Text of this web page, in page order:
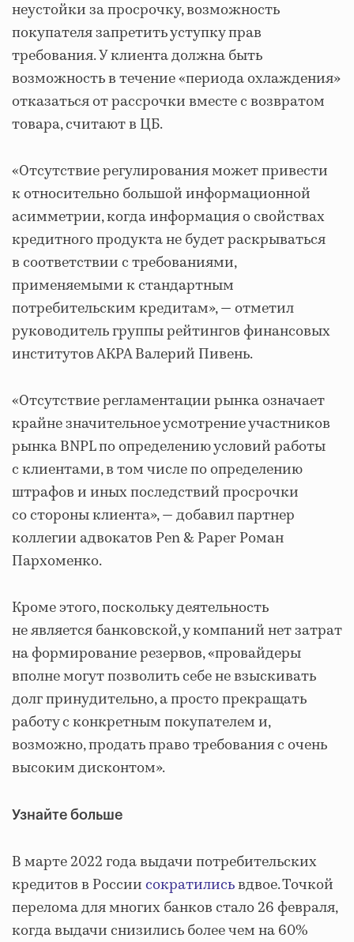
неустойки за просрочку, возможность
покупателя запретить уступку прав
требования. У клиента должна быть
возможность в течение «периода охлаждения»
отказаться от рассрочки вместе с возвратом
товара, считают в ЦБ.
«Отсутствие регулирования может привести
к относительно большой информационной
асимметрии, когда информация о свойствах
кредитного продукта не будет раскрываться
в соответствии с требованиями,
применяемыми к стандартным
потребительским кредитам», — отметил
руководитель группы рейтингов финансовых
институтов АКРА Валерий Пивень.
«Отсутствие регламентации рынка означает
крайне значительное усмотрение участников
рынка BNPL по определению условий работы
с клиентами, в том числе по определению
штрафов и иных последствий просрочки
со стороны клиента», — добавил партнер
коллегии адвокатов Pen & Paper Роман
Пархоменко.
Кроме этого, поскольку деятельность
не является банковской, у компаний нет затрат
на формирование резервов, «провайдеры
вполне могут позволить себе не взыскивать
долг принудительно, а просто прекращать
работу с конкретным покупателем и,
возможно, продать право требования с очень
высоким дисконтом».
Узнайте больше
В марте 2022 года выдачи потребительских
кредитов в Россиисократилисьвдвое. Точкой
перелома для многих банков стало 26 февраля,
когда выдачи снизились более чем на 60%